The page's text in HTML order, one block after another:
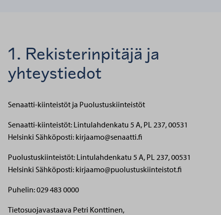
1. Rekisterinpitäjä ja
yhteystiedot
Senaatti-kiinteistöt ja Puolustuskiinteistöt
Senaatti-kiinteistöt: Lintulahdenkatu 5 A, PL 237, 00531
Helsinki Sähköposti: kirjaamo@senaatti.fi
Puolustuskiinteistöt: Lintulahdenkatu 5 A, PL 237, 00531
Helsinki Sähköposti: kirjaamo@puolustuskiinteistot.fi
Puhelin: 029 483 0000
Tietosuojavastaava Petri Konttinen,